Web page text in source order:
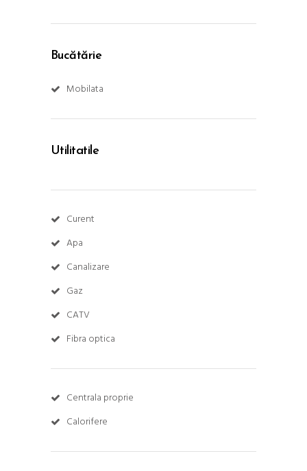
Bucătărie
Mobilata
Utilitatile
Curent
Apa
Canalizare
Gaz
CATV
Fibra optica
Centrala proprie
Calorifere